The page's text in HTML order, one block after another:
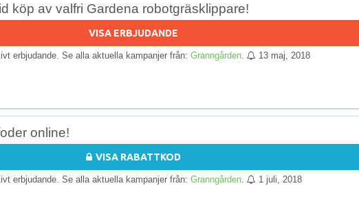
köp av valfri Gardena robotgräsklippare!
VISA ERBJUDANDE
erbjudande. Se alla aktuella kampanjer från: Granngården 13 maj, 2018
online!
VISA RABATTKOD
erbjudande. Se alla aktuella kampanjer från: Granngården 1 juli, 2018